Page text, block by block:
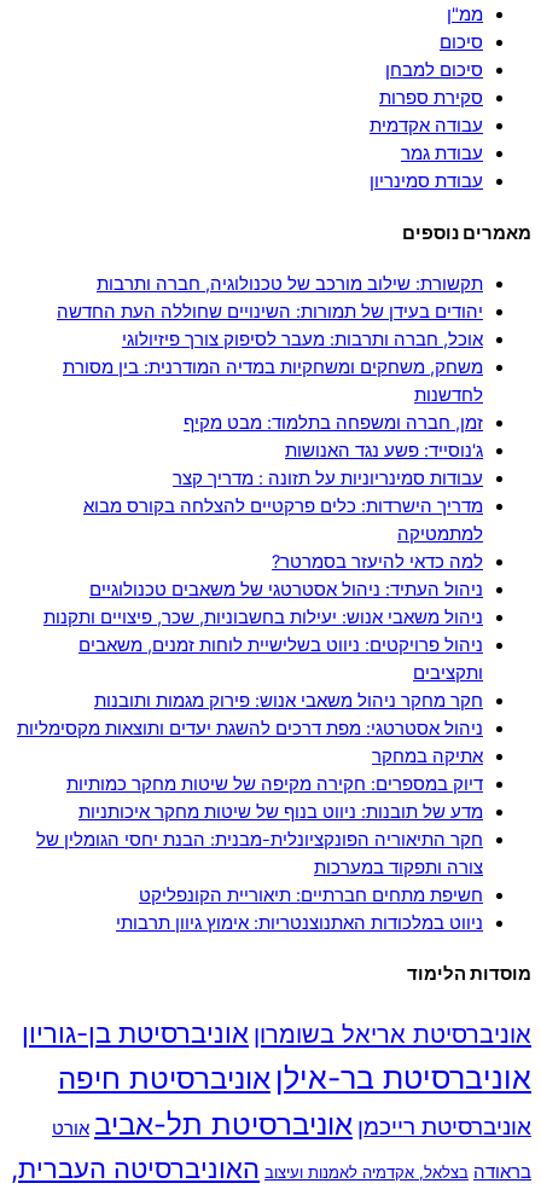
ממ"ן
סיכום
סיכום למבחן
סקירת ספרות
עבודה אקדמית
עבודת גמר
עבודת סמינריון
מאמרים נוספים
תקשורת: שילוב מורכב של טכנולוגיה, חברה ותרבות
יהודים בעידן של תמורות: השינויים שחוללה העת החדשה
אוכל, חברה ותרבות: מעבר לסיפוק צורך פיזיולוגי
משחק, משחקים ומשחקיות במדיה המודרנית: בין מסורת
לחדשנות
זמן, חברה ומשפחה בתלמוד: מבט מקיף
ג'נוסייד: פשע נגד האנושות
עבודות סמינריוניות על תזונה : מדריך קצר
מדריך הישרדות: כלים פרקטיים להצלחה בקורס מבוא
למתמטיקה
למה כדאי להיעזר בסמרטר?
ניהול העתיד: ניהול אסטרטגי של משאבים טכנולוגיים
ניהול משאבי אנוש: יעילות בחשבוניות, שכר, פיצויים ותקנות
ניהול פרויקטים: ניווט בשלישיית לוחות זמנים, משאבים
ותקציבים
חקר מחקר ניהול משאבי אנוש: פירוק מגמות ותובנות
ניהול אסטרטגי: מפת דרכים להשגת יעדים ותוצאות מקסימליות
אתיקה במחקר
דיוק במספרים: חקירה מקיפה של שיטות מחקר כמותיות
מדע של תובנות: ניווט בנוף של שיטות מחקר איכותניות
חקר התיאוריה הפונקציונלית-מבנית: הבנת יחסי הגומלין של
צורה ותפקוד במערכות
חשיפת מתחים חברתיים: תיאוריית הקונפליקט
ניווט במלכודות האתנוצנטריות: אימוץ גיוון תרבותי
מוסדות הלימוד
אוניברסיטת אריאל בשומרון אוניברסיטת בן-גוריון
אוניברסיטת בר-אילן אוניברסיטת חיפה
אוניברסיטת רייכמן אוניברסיטת תל-אביב אורט
בראודה בצלאל, אקדמיה לאמנות ועיצוב האוניברסיטה העברית,